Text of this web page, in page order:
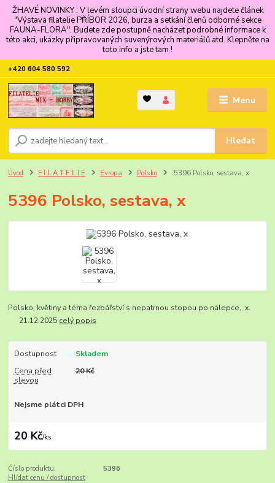
ŽHAVÉ NOVINKY : V levém sloupci úvodní strany webu najdete článek
"Výstava filatelie PŘÍBOR 2026, burza a setkání členů odborné sekce
FAUNA-FLORA". Budete zde postupně nacházet podrobné informace k
této akci, ukázky připravovaných suvenýrových materiálů atd. Klepněte na
toto info a jste tam !
Menu
Hledat
+420 604 580 592
Úvod F I L A T E L I E Evropa Polsko 5396 Polsko, sestava, x
5396 Polsko, sestava, x
Polsko, květiny a téma řezbářství s nepatrnou stopou po nálepce, x.
21.12.2025 celý popis
Dostupnost
Skladem
Cena před
slevou
20 Kč
Nejsme plátci DPH
20 Kč/ks
Číslo produktu:
5396
Hlídat cenu / dostupnost